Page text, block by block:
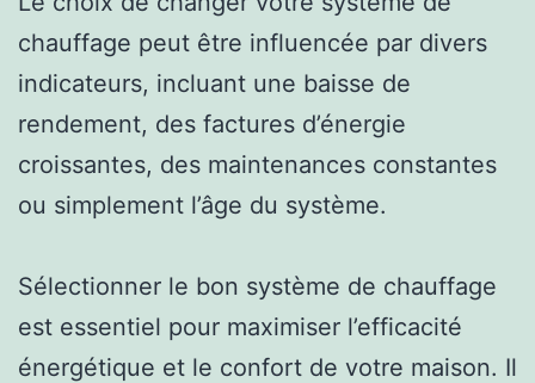
chauffage peut être influencée par divers
indicateurs, incluant une baisse de
rendement, des factures d’énergie
croissantes, des maintenances constantes
ou simplement l’âge du système.
Sélectionner le bon système de chauffage
est essentiel pour maximiser l’efficacité
énergétique et le confort de votre maison. Il